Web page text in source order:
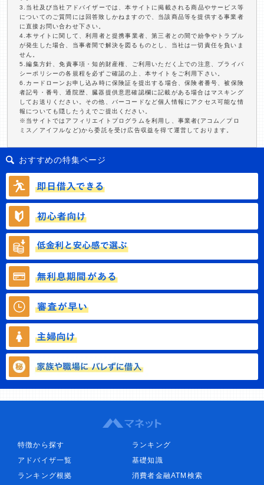
3.当社及び当社アドバイザーでは、本サイトに掲載される商品やサービス等
についてのご質問には回答致しかねますので、当該商品等を提供する事業者
に直接お問い合わせ下さい。
4.本サイトに関して、利用者と提携事業者、第三者との間で紛争やトラブル
が発生した場合、当事者間で解決を図るものとし、当社は一切責任を負いま
せん。
5.編集方針、免責事項・知的財産権、ご利用いただく上での注意、プライバ
シーポリシーの各規程を必ずご確認の上、本サイトをご利用下さい。
6.カードローンお申し込み時に保険証を提出する場合、保険者番号、被保険
者記号・番号、通院歴、臓器提供意思確認欄に記載がある場合はマスキング
してお送りください。その他、バーコードなど個人情報にアクセス可能な情
報についても隠したうえでご提出ください。
※当サイトではアフィリエイトプログラムを利用し、事業者(アコム／プロ
ミス／アイフルなど)から委託を受け広告収益を得て運営しております。
おすすめの特集ページ
特徴から探す
ランキング
アドバイザ一覧
基礎知識
ランキング根拠
消費者金融ATM検索